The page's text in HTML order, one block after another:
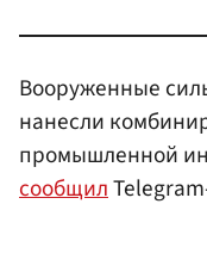
Вооруженные
нанесли
промышленной
сообщил